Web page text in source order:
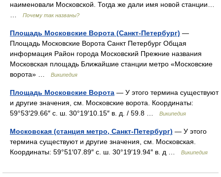
наименовали Московской. Тогда же дали имя новой станции…
Почему так названы?
Площадь Московские Ворота (Санкт-Петербург) —
Площадь Московские Ворота Санкт Петербург Общая
информация Район города Московский Прежние названия
Московская площадь Ближайшие станции метро «Московские
ворота» …
Википедия
Площадь Московские Ворота — У этого термина существуют
и другие значения, см. Московские ворота. Координаты:
59°53′29.66″ с. ш. 30°19′10.15″ в. д. / 59.8 …
Википедия
Московская (станция метро, Санкт-Петербург) — У этого
термина существуют и другие значения, см. Московская.
Координаты: 59°51′07.89″ с. ш. 30°19′19.94″ в. д …
Википедия